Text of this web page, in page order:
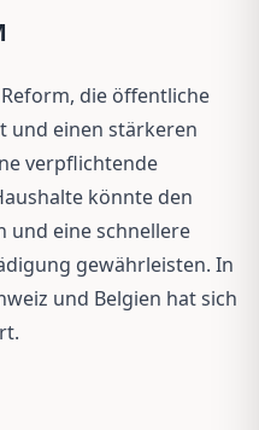
die öffentliche
und einen stärkeren
verpflichtende
könnte den
und eine schnellere
gewährleisten. In
und Belgien hat sich